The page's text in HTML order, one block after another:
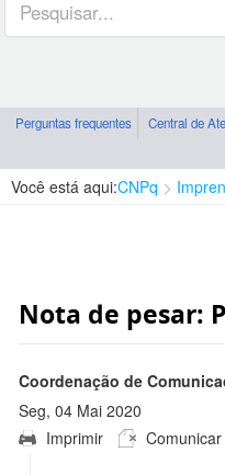
Perguntas frequentes Central de
Você está aqui:CNPq
Nota de pesar:
Coordenação de
Seg, 04 Mai 2020
11:06:00 -0300
Imprimir